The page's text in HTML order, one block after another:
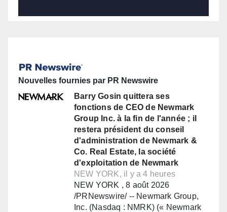
Nouvelles fournies par PR Newswire
Barry Gosin quittera ses
fonctions de CEO de Newmark
Group Inc. à la fin de l'année ; il
restera président du conseil
d'administration de Newmark &
Co. Real Estate, la société
d'exploitation de Newmark
NEW YORK, il y a 4 heures
NEW YORK , 8 août 2026
/PRNewswire/ -- Newmark Group,
Inc. (Nasdaq : NMRK) (« Newmark